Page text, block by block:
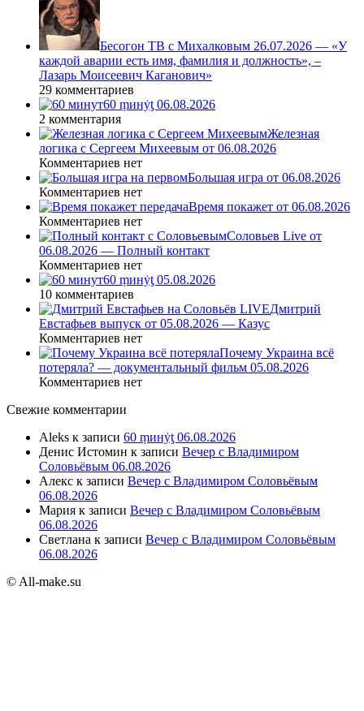
Бесогон ТВ с Михалковым 26.07.2026 — «У
каждой аварии есть имя, фамилия и должность», –
Лазарь Моисеевич Каганович»
29 комментариев
60 ṃинẏƫ 06.08.2026
2 комментария
Железная
логика с Сергеем Михеевым от 06.08.2026
Комментариев нет
Большая игра от 06.08.2026
Комментариев нет
Время покажет от 06.08.2026
Комментариев нет
Соловьев Live от
06.08.2026 — Полный контакт
Комментариев нет
60 ṃинẏƫ 05.08.2026
10 комментариев
Дмитрий
Евстафьев выпуск от 05.08.2026 — Казус
Комментариев нет
Почему Украина всё
потеряла? — документальный фильм 05.08.2026
Комментариев нет
Свежие комментарии
Aleks к записи 60 ṃинẏƫ 06.08.2026
Денис Истомин к записи Вечер с Владимиром
Соловьёвым 06.08.2026
Алекс к записи Вечер с Владимиром Соловьёвым
06.08.2026
Мария к записи Вечер с Владимиром Соловьёвым
06.08.2026
Светлана к записи Вечер с Владимиром Соловьёвым
06.08.2026
© All-make.su